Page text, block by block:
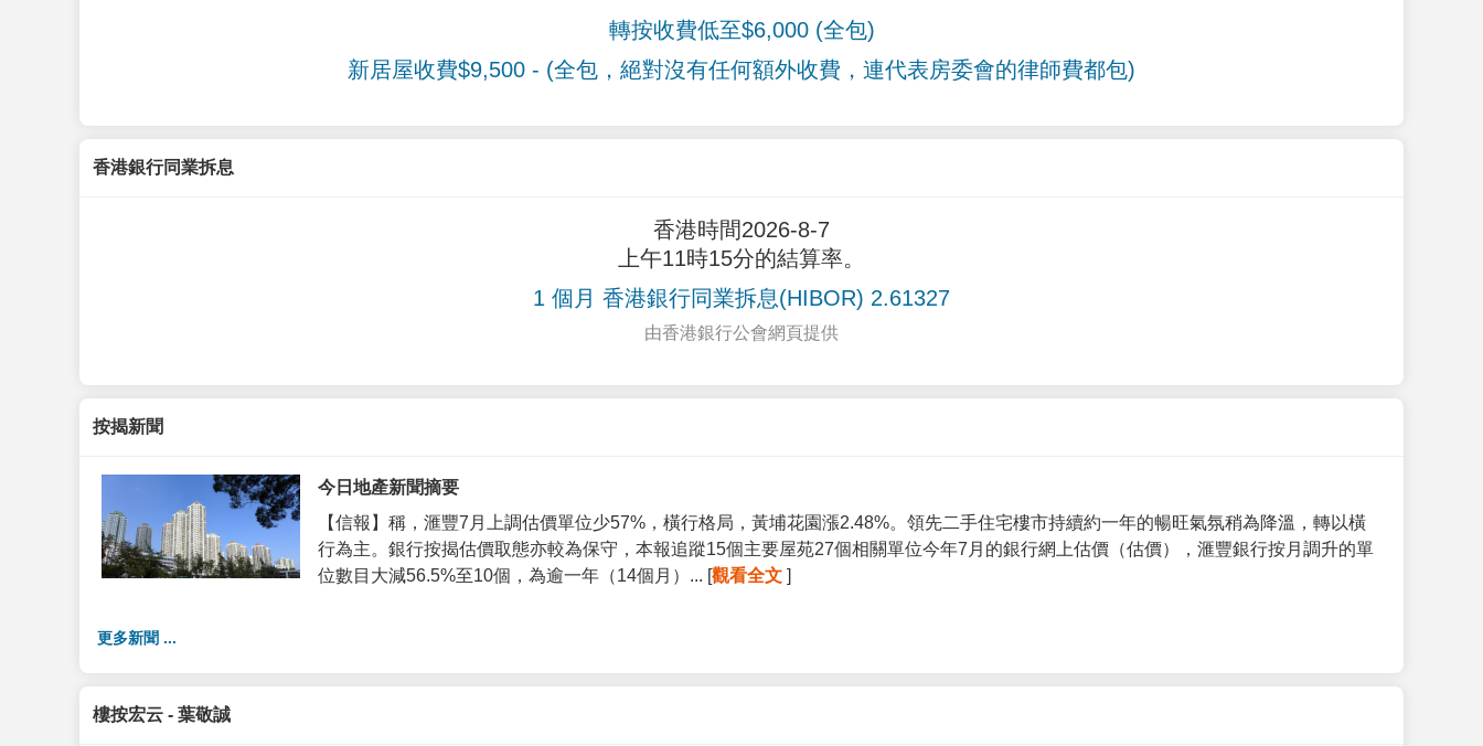
轉按收費低至$6,000 (全包)
新居屋收費$9,500 - (全包，絕對沒有任何額外收費，連代表房委會的律師費都包)
香港銀行同業拆息
香港時間2026-8-7
上午11時15分的結算率。
1 個月 香港銀行同業拆息(HIBOR) 2.61327
由香港銀行公會網頁提供
按揭新聞
今日地產新聞摘要
【信報】稱，滙豐7月上調估價單位少57%，橫行格局，黃埔花園漲2.48%。領先二手住宅樓市持續約一年的暢旺氣氛稍為降溫，轉以橫
行為主。銀行按揭估價取態亦較為保守，本報追蹤15個主要屋苑27個相關單位今年7月的銀行網上估價（估價），滙豐銀行按月調升的單
位數目大減56.5%至10個，為逾一年（14個月）... [觀看全文 ]
更多新聞 ...
樓按宏云 - 葉敬誠